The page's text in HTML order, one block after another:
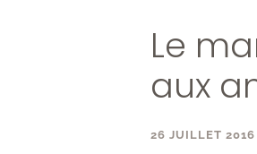
Le
aux
26 JUILLET 2016